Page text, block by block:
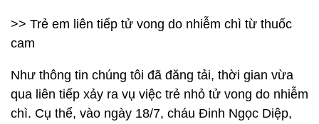
>> Trẻ em liên tiếp tử vong do nhiễm chì từ thuốc
cam
Như thông tin chúng tôi đã đăng tải, thời gian vừa
qua liên tiếp xảy ra vụ việc trẻ nhỏ tử vong do nhiễm
chì. Cụ thể, vào ngày 18/7, cháu Đinh Ngọc Diệp,